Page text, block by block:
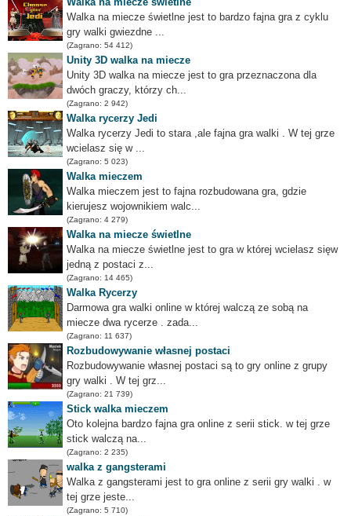
Walka na miecze świetlne jest to bardzo fajna gra z cyklu
gry walki gwiezdne ...
(Zagrano: 54 412)
Unity 3D walka na miecze
Unity 3D walka na miecze jest to gra przeznaczona dla
dwóch graczy, którzy ch...
(Zagrano: 2 942)
Walka rycerzy Jedi
Walka rycerzy Jedi to stara ,ale fajna gra walki . W tej grze
wcielasz się w ...
(Zagrano: 5 023)
Walka mieczem
Walka mieczem jest to fajna rozbudowana gra, gdzie
kierujesz wojownikiem walc...
(Zagrano: 4 279)
Walka na miecze świetlne
Walka na miecze świetlne jest to gra w której wcielasz sięw
jedną z postaci z...
(Zagrano: 14 465)
Walka Rycerzy
Darmowa gra walki online w której walczą ze sobą na
miecze dwa rycerze . zada...
(Zagrano: 11 637)
Rozbudowywanie własnej postaci
Rozbudowywanie własnej postaci są to gry online z grupy
gry walki . W tej grz...
(Zagrano: 21 739)
Stick walka mieczem
Oto kolejna bardzo fajna gra online z serii stick. w tej grze
stick walczą na...
(Zagrano: 2 235)
walka z gangsterami
Walka z gangsterami jest to gra online z serii gry walki . w
tej grze jeste...
(Zagrano: 5 710)